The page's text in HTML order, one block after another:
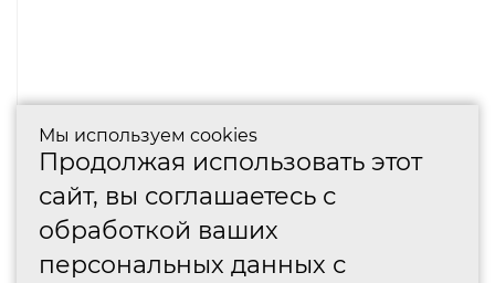
Мы используем cookies
Продолжая использовать этот
сайт, вы соглашаетесь с
обработкой ваших
персональных данных с